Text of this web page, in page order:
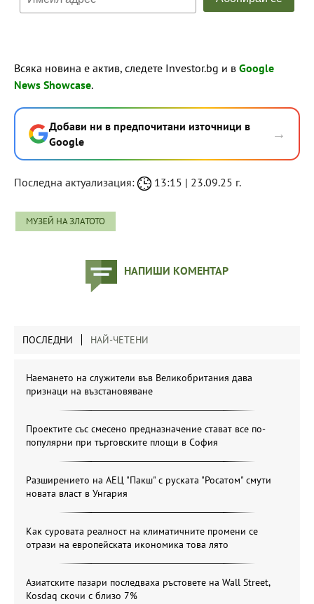
Всяка новина е актив, следете Investor.bg и в Google
News Showcase.
Добави ни в предпочитани източници в
Google
→
Последна актуализация: 13:15 | 23.09.25 г.
МУЗЕЙ НА ЗЛАТОТО
НАПИШИ КОМЕНТАР
ПОСЛЕДНИ НАЙ-ЧЕТЕНИ
Наемането на служители във Великобритания дава
признаци на възстановяване
Проектите със смесено предназначение стават все по-
популярни при търговските площи в София
Разширението на АЕЦ "Пакш" с руската "Росатом" смути
новата власт в Унгария
Как суровата реалност на климатичните промени се
отрази на европейската икономика това лято
Азиатските пазари последваха ръстовете на Wall Street,
Kosdaq скочи с близо 7%